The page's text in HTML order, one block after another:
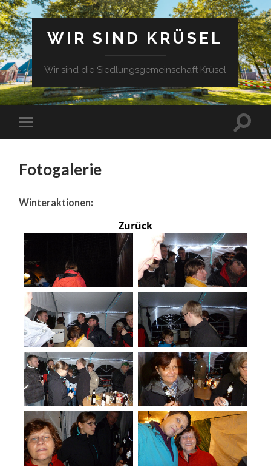
WIR SIND KRÜSEL
Wir sind die Siedlungsgemeinschaft Krüsel
Fotogalerie
Winteraktionen:
Zurück